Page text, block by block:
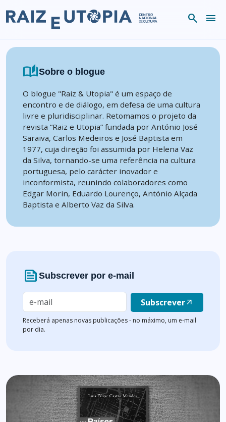
search menu
auto_storiesSobre o blogue
O blogue "Raiz & Utopia" é um espaço de
encontro e de diálogo, em defesa de uma cultura
livre e pluridisciplinar. Retomamos o projeto da
revista “Raiz e Utopia” fundada por António José
Saraiva, Carlos Medeiros e José Baptista em
1977, cuja direção foi assumida por Helena Vaz
da Silva, tornando-se uma referência na cultura
portuguesa, pelo carácter inovador e
inconformista, reunindo colaboradores como
Edgar Morin, Eduardo Lourenço, António Alçada
Baptista e Alberto Vaz da Silva.
news Subscrever por e-mail
Subscreverarrow_outward
Receberá apenas novas publicações - no máximo, um e-mail
por dia.
Lista de artigos